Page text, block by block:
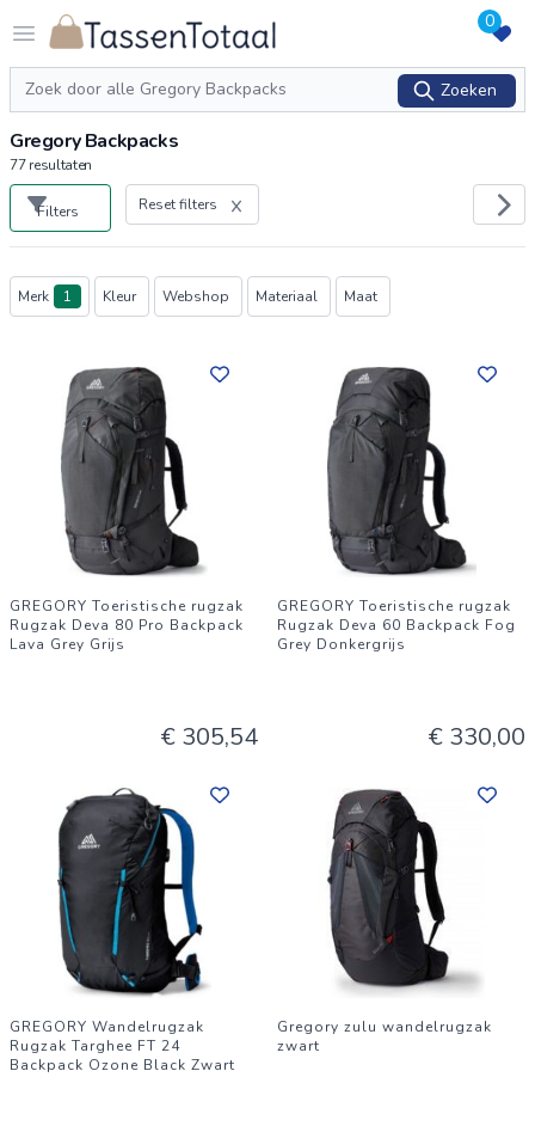
Open menu
Logo Tassentotaal.nl 0
Zoeken
Zoeken
Gregory Backpacks
77resultaten
Filters Reset filters
Producten
Merk 1 Kleur Webshop Materiaal Maat
GREGORY Toeristische rugzak
Rugzak Deva 80 Pro Backpack
Lava Grey Grijs
€ 305,54
GREGORY Toeristische rugzak
Rugzak Deva 60 Backpack Fog
Grey Donkergrijs
€ 330,00
GREGORY Wandelrugzak
Rugzak Targhee FT 24
Backpack Ozone Black Zwart
Gregory zulu wandelrugzak
zwart